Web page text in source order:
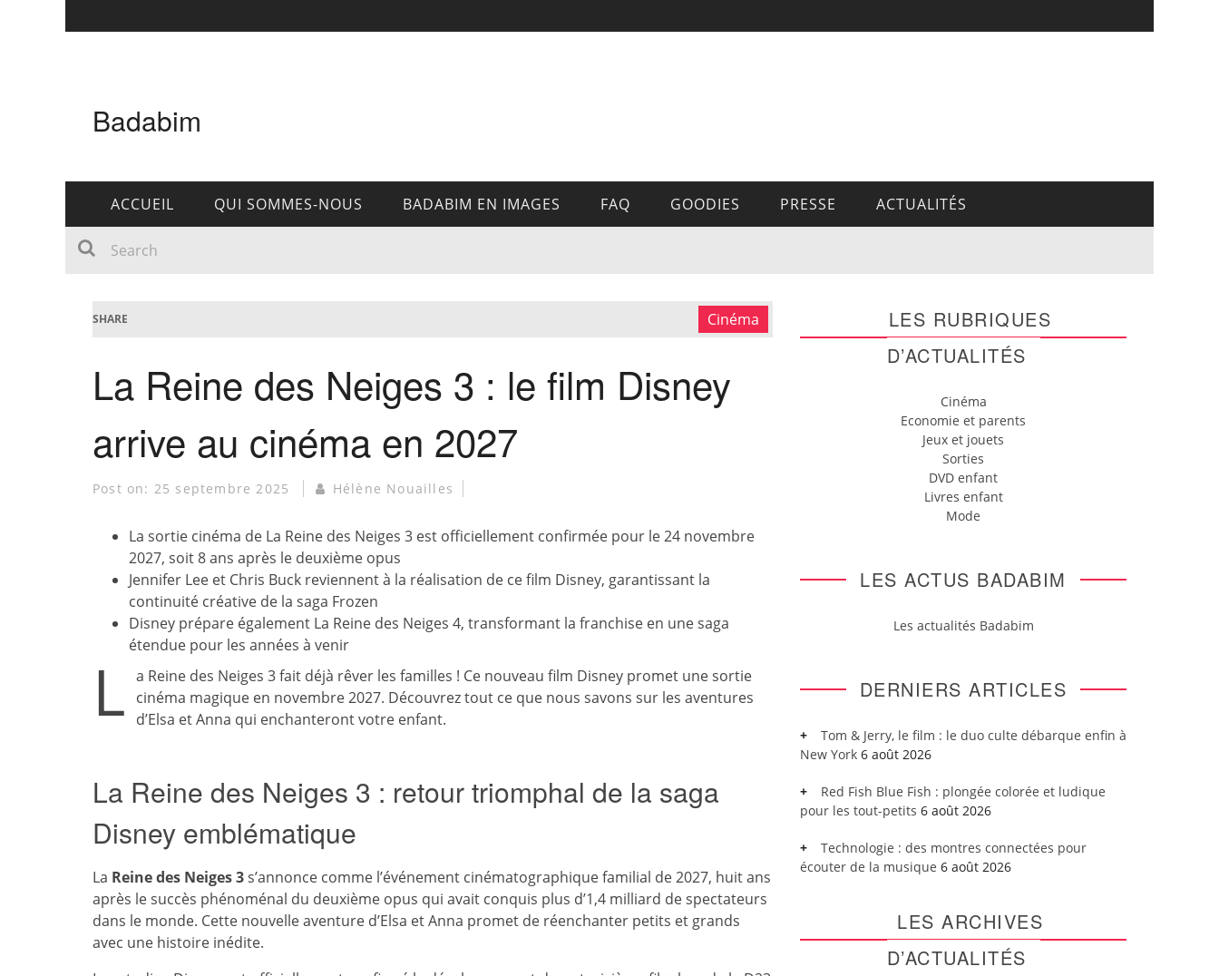
Badabim
ACCUEIL QUI SOMMES-NOUS BADABIM EN IMAGES FAQ GOODIES PRESSE ACTUALITÉS
SHARE Cinéma
La Reine des Neiges 3 : le film Disney
arrive au cinéma en 2027
Post on: 25 septembre 2025 Hélène Nouailles
La sortie cinéma de La Reine des Neiges 3 est officiellement confirmée pour le 24 novembre
2027, soit 8 ans après le deuxième opus
Jennifer Lee et Chris Buck reviennent à la réalisation de ce film Disney, garantissant la
continuité créative de la saga Frozen
Disney prépare également La Reine des Neiges 4, transformant la franchise en une saga
étendue pour les années à venir
L a Reine des Neiges 3 fait déjà rêver les familles ! Ce nouveau film Disney promet une sortie
cinéma magique en novembre 2027. Découvrez tout ce que nous savons sur les aventures
d’Elsa et Anna qui enchanteront votre enfant.
La Reine des Neiges 3 : retour triomphal de la saga
Disney emblématique
La Reine des Neiges 3s’annonce comme l’événement cinématographique familial de 2027, huit ans
après le succès phénoménal du deuxième opus qui avait conquis plus d’1,4 milliard de spectateurs
dans le monde. Cette nouvelle aventure d’Elsa et Anna promet de réenchanter petits et grands
avec une histoire inédite.
LES RUBRIQUES
D’ACTUALITÉS
Cinéma
Economie et parents
Jeux et jouets
Sorties
DVD enfant
Livres enfant
Mode
LES ACTUS BADABIM
Les actualités Badabim
DERNIERS ARTICLES
Tom & Jerry, le film : le duo culte débarque enfin à
New York 6 août 2026
Red Fish Blue Fish : plongée colorée et ludique
pour les tout-petits 6 août 2026
Technologie : des montres connectées pour
écouter de la musique 6 août 2026
LES ARCHIVES
D’ACTUALITÉS